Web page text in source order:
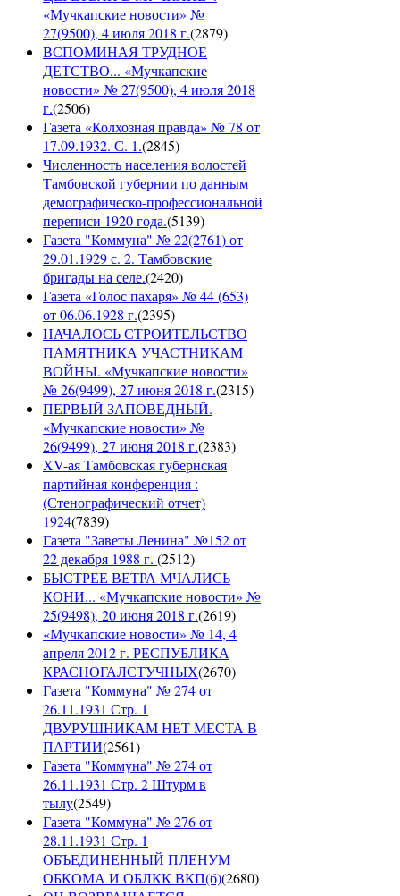
«Мучкапские новости» №
27(9500), 4 июля 2018 г.(2879)
ВСПОМИНАЯ ТРУДНОЕ
ДЕТСТВО... «Мучкапские
новости» № 27(9500), 4 июля 2018
г.(2506)
Газета «Колхозная правда» № 78 от
17.09.1932. С. 1.(2845)
Численность населения волостей
Тамбовской губернии по данным
демографическо-профессиональной
переписи 1920 года.(5139)
Газета "Коммуна" № 22(2761) от
29.01.1929 с. 2. Тамбовские
бригады на селе.(2420)
Газета «Голос пахаря» № 44 (653)
от 06.06.1928 г.(2395)
НАЧАЛОСЬ СТРОИТЕЛЬСТВО
ПАМЯТНИКА УЧАСТНИКАМ
ВОЙНЫ. «Мучкапские новости»
№ 26(9499), 27 июня 2018 г.(2315)
ПЕРВЫЙ ЗАПОВЕДНЫЙ.
«Мучкапские новости» №
26(9499), 27 июня 2018 г.(2383)
XV-ая Тамбовская губернская
партийная конференция :
(Стенографический отчет)
1924(7839)
Газета "Заветы Ленина" №152 от
22 декабря 1988 г. (2512)
БЫСТРЕЕ ВЕТРА МЧАЛИСЬ
КОНИ... «Мучкапские новости» №
25(9498), 20 июня 2018 г.(2619)
«Мучкапские новости» № 14, 4
апреля 2012 г. РЕСПУБЛИКА
КРАСНОГАЛСТУЧНЫХ(2670)
Газета "Коммуна" № 274 от
26.11.1931 Стр. 1
ДВУРУШНИКАМ НЕТ МЕСТА В
ПАРТИИ(2561)
Газета "Коммуна" № 274 от
26.11.1931 Стр. 2 Штурм в
тылу(2549)
Газета "Коммуна" № 276 от
28.11.1931 Стр. 1
ОБЪЕДИНЕННЫЙ ПЛЕНУМ
ОБКОМА И ОБЛКК ВКП(б)(2680)